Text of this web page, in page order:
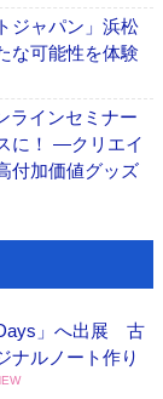
ジャパン」浜松
な可能性を体験
ラインセミナー
に！ ―クリエイ
付加価値グッズ
」へ出展 古
ナルノート作り